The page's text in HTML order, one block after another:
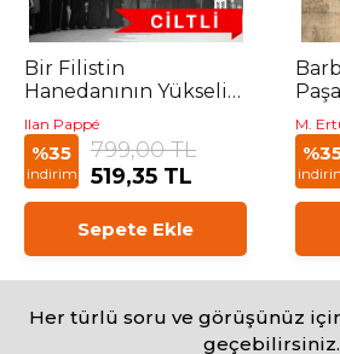
Bir Filistin
Hanedanının Yükselişi
ve Düşüşü
Ilan Pappé
%35
indirim
799,00 TL
519,35 TL
Sepete Ekle
M.
Her türlü soru ve görüşünüz
geçebilirsiniz.